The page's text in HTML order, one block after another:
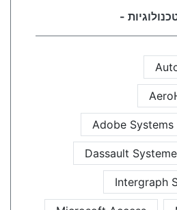
-
Adobe
Dassault
Intergraph